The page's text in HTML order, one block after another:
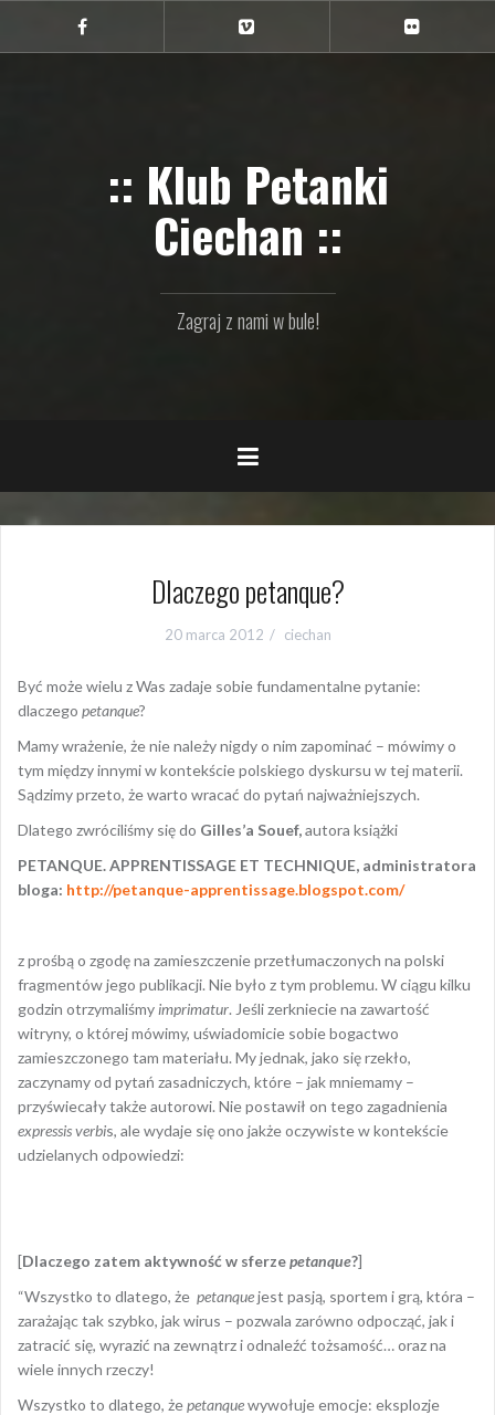
treści
Ciechan
na
na
na
:: Klub Petanki
Ciechan ::
Zagraj z nami w bule!
Dlaczego petanque?
20 marca 2012 ciechan
Być może wielu z Was zadaje sobie fundamentalne pytanie:
dlaczego petanque?
Mamy wrażenie, że nie należy nigdy o nim zapominać – mówimy o
tym między innymi w kontekście polskiego dyskursu w tej materii.
Sądzimy przeto, że warto wracać do pytań najważniejszych.
Dlatego zwróciliśmy się do Gilles’a Souef,autora książki
PETANQUE. APPRENTISSAGE ET TECHNIQUE, administratora
bloga: http://petanque-apprentissage.blogspot.com/
z prośbą o zgodę na zamieszczenie przetłumaczonych na polski
fragmentów jego publikacji. Nie było z tym problemu. W ciągu kilku
godzin otrzymaliśmy imprimatur. Jeśli zerkniecie na zawartość
witryny, o której mówimy, uświadomicie sobie bogactwo
zamieszczonego tam materiału. My jednak, jako się rzekło,
zaczynamy od pytań zasadniczych, które – jak mniemamy –
przyświecały także autorowi. Nie postawił on tego zagadnienia
expressis verbis, ale wydaje się ono jakże oczywiste w kontekście
udzielanych odpowiedzi:
[Dlaczego zatem aktywność w sferzepetanque?]
“Wszystko to dlatego, że petanquejest pasją, sportem i grą, która –
zarażając tak szybko, jak wirus – pozwala zarówno odpocząć, jak i
zatracić się, wyrazić na zewnątrz i odnaleźć tożsamość… oraz na
wiele innych rzeczy!
Wszystko to dlatego, żepetanquewywołuje emocje: eksplozje